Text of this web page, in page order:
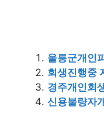
울릉군개인
회생진행중
경주개인회
신용불량자